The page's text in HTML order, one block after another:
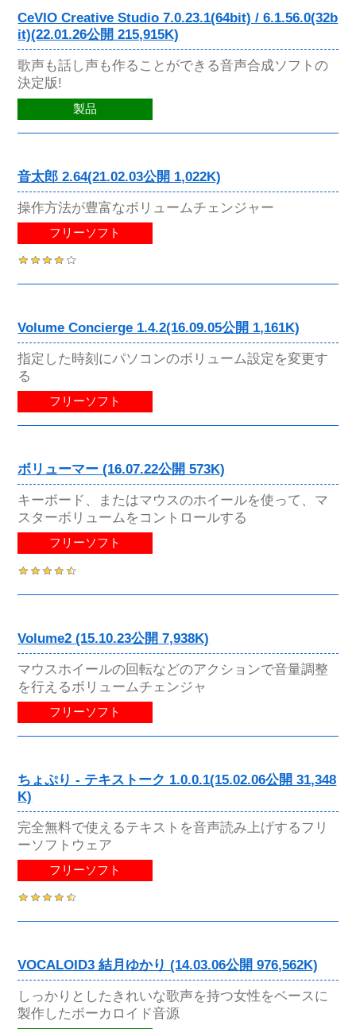
CeVIO Creative Studio 7.0.23.1(64bit) / 6.1.56.0(32b
it)(22.01.26公開 215,915K)
歌声も話し声も作ることができる音声合成ソフトの
決定版!
製品
音太郎 2.64(21.02.03公開 1,022K)
操作方法が豊富なボリュームチェンジャー
フリーソフト
Volume Concierge 1.4.2(16.09.05公開 1,161K)
指定した時刻にパソコンのボリューム設定を変更す
る
フリーソフト
ボリューマー (16.07.22公開 573K)
キーボード、またはマウスのホイールを使って、マ
スターボリュームをコントロールする
フリーソフト
Volume2 (15.10.23公開 7,938K)
マウスホイールの回転などのアクションで音量調整
を行えるボリュームチェンジャ
フリーソフト
ちょぷり - テキストーク 1.0.0.1(15.02.06公開 31,348
K)
完全無料で使えるテキストを音声読み上げするフリ
ーソフトウェア
フリーソフト
VOCALOID3 結月ゆかり (14.03.06公開 976,562K)
しっかりとしたきれいな歌声を持つ女性をベースに
製作したボーカロイド音源